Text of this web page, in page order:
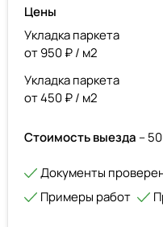
Цены
Укладка паркета
от 950 ₽ / м2
Укладка паркета
от 450 ₽ / м2
Стоимость выезда –
Документы
Примеры работ